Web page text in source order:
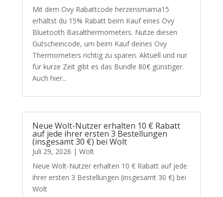
Mit dem Ovy Rabattcode herzensmama15
erhältst du 15% Rabatt beim Kauf eines Ovy
Bluetooth Basalthermometers. Nutze diesen
Gutscheincode, um beim Kauf deines Ovy
Thermometers richtig zu sparen. Aktuell und nur
für kurze Zeit gibt es das Bundle 80€ günstiger.
Auch hier...
Neue Wolt-Nutzer erhalten 10 € Rabatt
auf jede ihrer ersten 3 Bestellungen
(insgesamt 30 €) bei Wolt
Juli 29, 2026 | Wolt
Neue Wolt-Nutzer erhalten 10 € Rabatt auf jede
ihrer ersten 3 Bestellungen (insgesamt 30 €) bei
Wolt